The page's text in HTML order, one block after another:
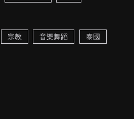
宗教 音樂舞蹈 泰國